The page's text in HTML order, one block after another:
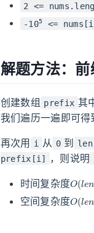
2 <=
-105 <=
解题方法：前
创建数组 prefix 其
我们遍历一遍即可得
再次用 i 从 0 到
prefix[i]
，则说明
时间复杂度
空间复杂度
O (len